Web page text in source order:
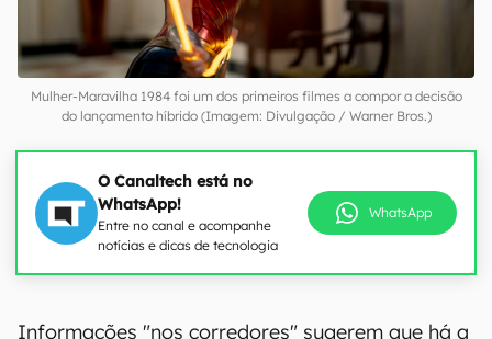
Mulher-Maravilha 1984 foi um dos primeiros filmes a compor a decisão
do lançamento híbrido (Imagem: Divulgação / Warner Bros.)
O Canaltech está no
WhatsApp!
Entre no canal e acompanhe
notícias e dicas de tecnologia
WhatsApp